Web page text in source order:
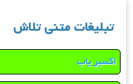
تبلیغات متنی تلاش
اکسیر یاب